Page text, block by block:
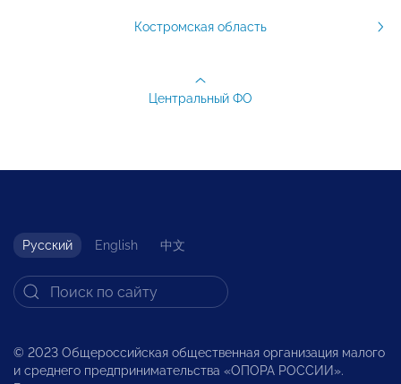
Костромская область
Центральный ФО
Русский English 中文
© 2023 Общероссийская общественная организация малого
и среднего предпринимательства «ОПОРА РОССИИ».